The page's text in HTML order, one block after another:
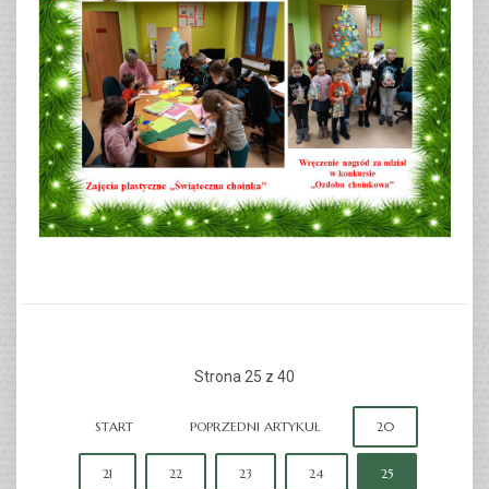
Strona 25 z 40
START POPRZEDNI ARTYKUŁ 20
21 22 23 24 25